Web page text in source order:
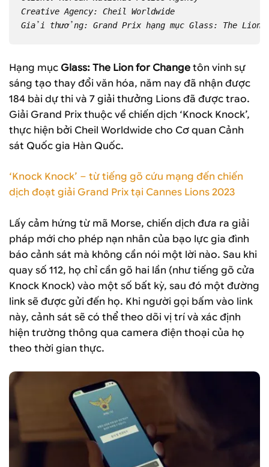
Creative Agency: Cheil Worldwide
Giải thưởng: Grand Prix hạng mục Glass: The Lion
Hạng mục Glass: The Lion for Change tôn vinh sự
sáng tạo thay đổi văn hóa, năm nay đã nhận được
184 bài dự thi và 7 giải thưởng Lions đã được trao.
Giải Grand Prix thuộc về chiến dịch ‘Knock Knock’,
thực hiện bởi Cheil Worldwide cho Cơ quan Cảnh
sát Quốc gia Hàn Quốc.
‘Knock Knock’ – từ tiếng gõ cứu mạng đến chiến
dịch đoạt giải Grand Prix tại Cannes Lions 2023
Lấy cảm hứng từ mã Morse, chiến dịch đưa ra giải
pháp mới cho phép nạn nhân của bạo lực gia đình
báo cảnh sát mà không cần nói một lời nào. Sau khi
quay số 112, họ chỉ cần gõ hai lần (như tiếng gõ cửa
Knock Knock) vào một số bất kỳ, sau đó một đường
link sẽ được gửi đến họ. Khi người gọi bấm vào link
này, cảnh sát sẽ có thể theo dõi vị trí và xác định
hiện trường thông qua camera điện thoại của họ
theo thời gian thực.